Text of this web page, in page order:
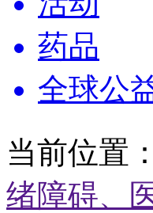
药品
全球公
当前位置：
绪障碍、